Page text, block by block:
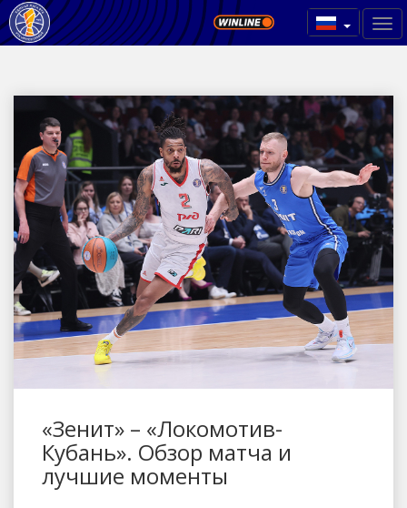
«Зенит» – «Локомотив-
Кубань». Обзор матча и
лучшие моменты